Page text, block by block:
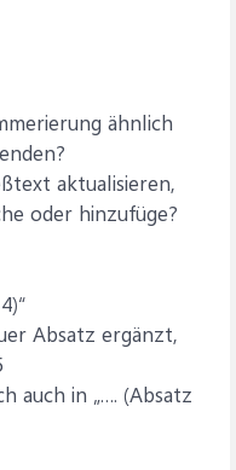
ähnlich
aktualisieren,
oder hinzufüge?
Absatz ergänzt,
auch in „…. (Absatz